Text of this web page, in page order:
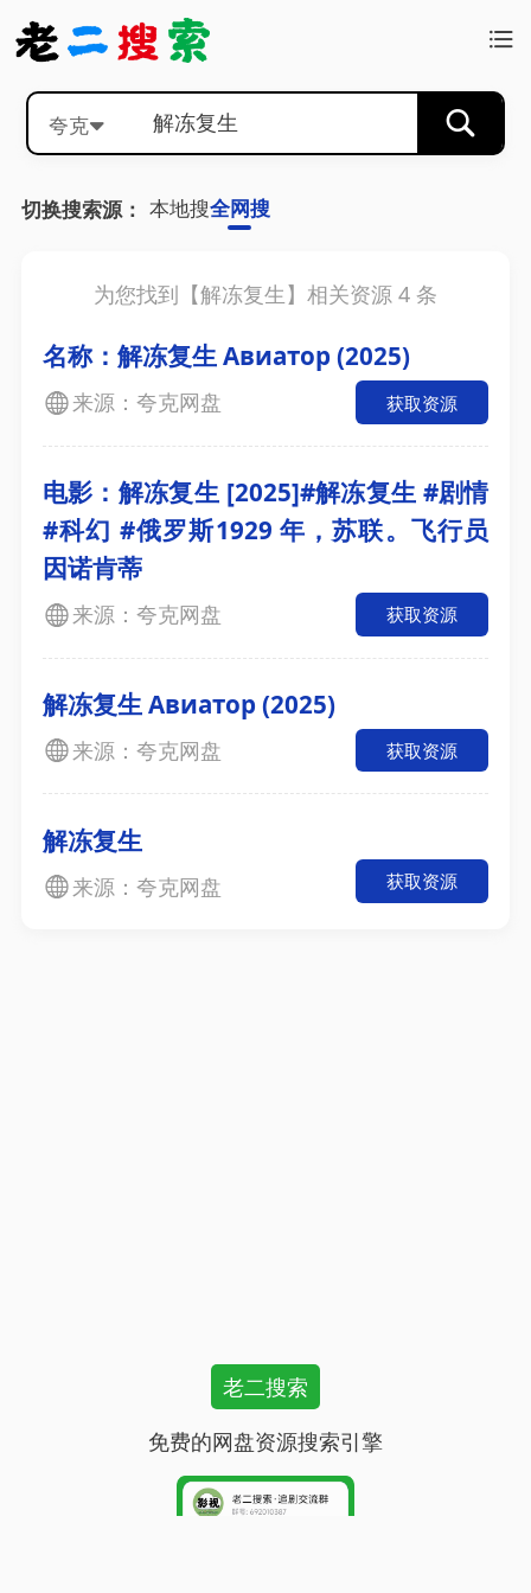
夸克
切换搜索源： 本地搜全网搜
为您找到【解冻复生】相关资源 4 条
名称：解冻复生 Авиатор (2025)
来源：夸克网盘 获取资源
电影：解冻复生 [2025]#解冻复生 #剧情
#科幻 #俄罗斯1929 年，苏联。飞行员
因诺肯蒂
来源：夸克网盘 获取资源
解冻复生 Авиатор (2025)
来源：夸克网盘 获取资源
解冻复生
来源：夸克网盘 获取资源
老二搜索
免费的网盘资源搜索引擎